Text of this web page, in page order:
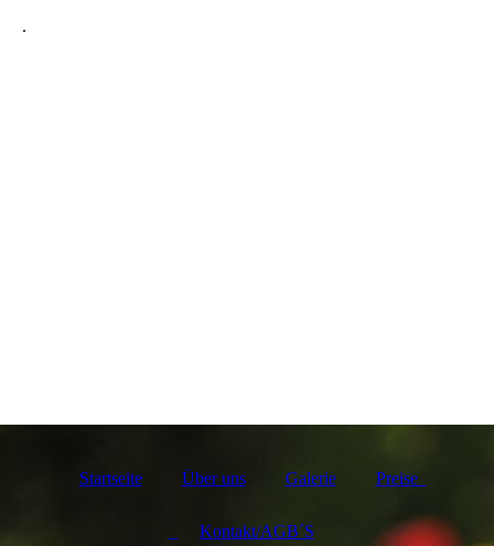
.
Startseite Über uns Galerie Preise
Kontakt/AGB´S